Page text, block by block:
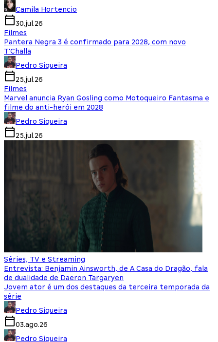
Camila Hortencio
30.jul.26
Filmes
Pantera Negra 3 é confirmado para 2028, com novo
T'Challa
Pedro Siqueira
25.jul.26
Filmes
Marvel anuncia Ryan Gosling como Motoqueiro Fantasma e
filme do anti-herói em 2028
Pedro Siqueira
25.jul.26
Séries, TV e Streaming
Entrevista: Benjamin Ainsworth, de A Casa do Dragão, fala
de dualidade de Daeron Targaryen
Jovem ator é um dos destaques da terceira temporada da
série
Pedro Siqueira
03.ago.26
Pedro Siqueira